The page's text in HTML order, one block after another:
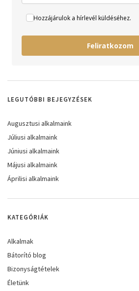
Hozzájárulok a hírlevél küldéséhez.
Feliratkozom
LEGUTÓBBI BEJEGYZÉSEK
Augusztusi alkalmaink
Júliusi alkalmaink
Júniusi alkalmaink
Májusi alkalmaink
Áprilisi alkalmaink
KATEGÓRIÁK
Alkalmak
Bátorító blog
Bizonyságtételek
Életünk